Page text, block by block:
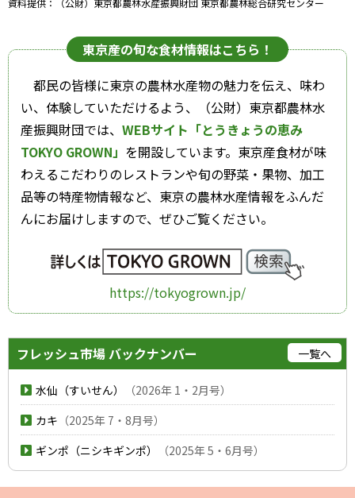
東京産の旬な食材情報はこちら！
都民の皆様に東京の農林水産物の魅力を伝え、味わ
い、体験していただけるよう、（公財）東京都農林水
産振興財団では、 WEBサイト「とうきょうの恵み
TOKYO GROWN」 を開設しています。東京産食材が味
わえるこだわりのレストランや旬の野菜・果物、加工
品等の特産物情報など、東京の農林水産情報をふんだ
んにお届けしますので、ぜひご覧ください。
https://tokyogrown.jp/
フレッシュ市場バックナンバー 一覧へ
水仙（すいせん）
（2026年 1・2月号）
カキ （2025年 7・8月号）
ギンポ（ニシキギンポ）
（2025年 5・6月号）